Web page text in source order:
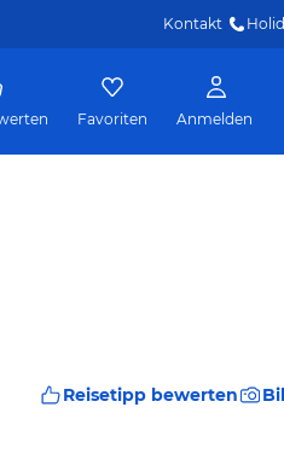
Kontakt
Favoriten Anmelden
Reisetipp bewerten